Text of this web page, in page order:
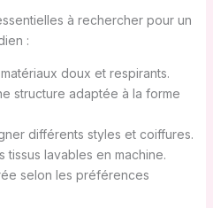
à rechercher pour un
:
doux et respirants.
structure adaptée à la forme
différents styles et coiffures.
tissus lavables en machine.
selon les préférences